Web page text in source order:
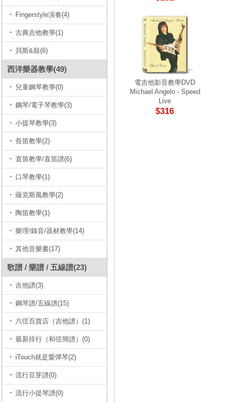
Fingerstyle演奏(4)
古典吉他教學(1)
貝斯&鼓(6)
西洋樂器教學(49)
兒童鋼琴教學(0)
鋼琴/電子琴教學(3)
小提琴教學(3)
長笛教學(2)
直笛教學/直笛譜(6)
口琴教學(1)
薩克斯風教學(2)
陶笛教學(1)
樂理/錄音/器材教學(14)
其他音樂書(17)
歌譜 / 樂譜 / 五線譜(23)
吉他譜(3)
鋼琴譜/五線譜(15)
六弦百貨店（吉他譜）(1)
最新排行（和弦簡譜）(0)
iTouch就是愛彈琴(2)
流行豆芽譜(0)
流行小提琴譜(0)
電吉他影音教學DVD
Michael Angelo - Speed
Live
$316